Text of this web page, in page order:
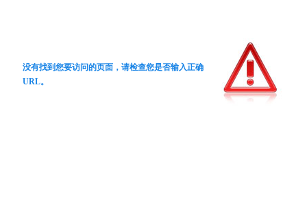
没有找到您要访问的页面，请检查您是否输入正确
URL。